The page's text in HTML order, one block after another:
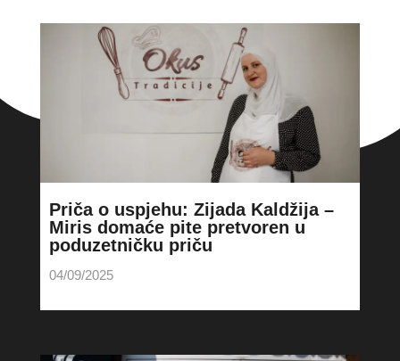
Priča o uspjehu: Zijada Kaldžija –
Miris domaće pite pretvoren u
poduzetničku priču
04/09/2025